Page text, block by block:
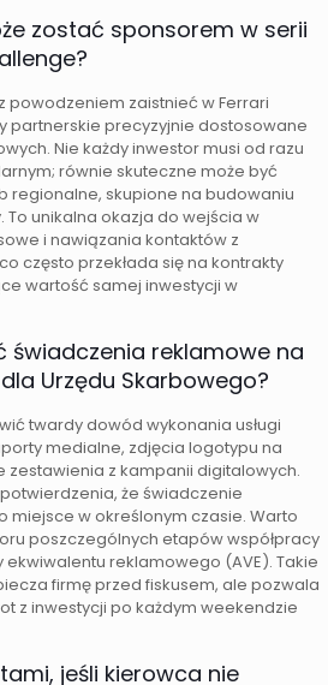
zostać sponsorem w serii
powodzeniem zaistnieć w Ferrari
partnerskie precyzyjnie dostosowane
Nie każdy inwestor musi od razu
równie skuteczne może być
regionalne, skupione na budowaniu
To unikalna okazja do wejścia w
i nawiązania kontaktów z
często przekłada się na kontrakty
wartość samej inwestycji w
świadczenia reklamowe na
Urzędu Skarbowego?
twardy dowód wykonania usługi
medialne, zdjęcia logotypu na
zestawienia z kampanii digitalowych.
że świadczenie
miejsce w określonym czasie. Warto
poszczególnych etapów współpracy
reklamowego (AVE). Takie
firmę przed fiskusem, ale pozwala
z inwestycji po każdym weekendzie
jeśli kierowca nie